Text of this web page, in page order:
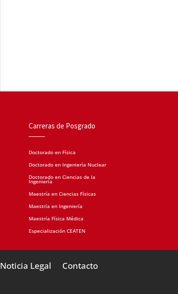
Carreras de Posgrado
Doctorado en Física
Doctorado en Ingeniería Nuclear
Doctorado en Ciencias de la
Ingeniería
Maestría en Ciencias Físicas
Maestría en Ingeniería
Maestría Física Médica
Especialización CEATEN
Noticia Legal Contacto